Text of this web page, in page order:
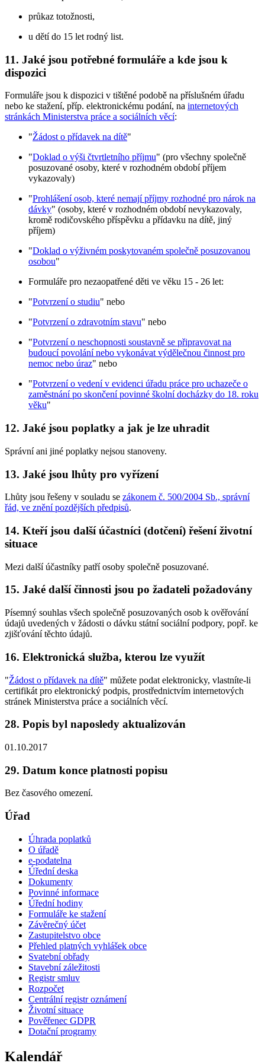
průkaz totožnosti,
u dětí do 15 let rodný list.
11. Jaké jsou potřebné formuláře a kde jsou k
dispozici
Formuláře jsou k dispozici v tištěné podobě na příslušném úřadu
nebo ke stažení, příp. elektronickému podání, na internetových
stránkách Ministerstva práce a sociálních věcí:
"Žádost o přídavek na dítě"
"Doklad o výši čtvrtletního příjmu" (pro všechny společně
posuzované osoby, které v rozhodném období příjem
vykazovaly)
"Prohlášení osob, které nemají příjmy rozhodné pro nárok na
dávky" (osoby, které v rozhodném období nevykazovaly,
kromě rodičovského příspěvku a přídavku na dítě, jiný
příjem)
"Doklad o výživném poskytovaném společně posuzovanou
osobou"
Formuláře pro nezaopatřené děti ve věku 15 - 26 let:
"Potvrzení o studiu" nebo
"Potvrzení o zdravotním stavu" nebo
"Potvrzení o neschopnosti soustavně se připravovat na
budoucí povolání nebo vykonávat výdělečnou činnost pro
nemoc nebo úraz" nebo
"Potvrzení o vedení v evidenci úřadu práce pro uchazeče o
zaměstnání po skončení povinné školní docházky do 18. roku
věku"
12. Jaké jsou poplatky a jak je lze uhradit
Správní ani jiné poplatky nejsou stanoveny.
13. Jaké jsou lhůty pro vyřízení
Lhůty jsou řešeny v souladu se zákonem č. 500/2004 Sb., správní
řád, ve znění pozdějších předpisů.
14. Kteří jsou další účastníci (dotčení) řešení životní
situace
Mezi další účastníky patří osoby společně posuzované.
15. Jaké další činnosti jsou po žadateli požadovány
Písemný souhlas všech společně posuzovaných osob k ověřování
údajů uvedených v žádosti o dávku státní sociální podpory, popř. ke
zjišťování těchto údajů.
16. Elektronická služba, kterou lze využít
"Žádost o přídavek na dítě" můžete podat elektronicky, vlastníte-li
certifikát pro elektronický podpis, prostřednictvím internetových
stránek Ministerstva práce a sociálních věcí.
28. Popis byl naposledy aktualizován
01.10.2017
29. Datum konce platnosti popisu
Bez časového omezení.
Úřad
Úhrada poplatků
O úřadě
e-podatelna
Úřední deska
Dokumenty
Povinné informace
Úřední hodiny
Formuláře ke stažení
Závěrečný účet
Zastupitelstvo obce
Přehled platných vyhlášek obce
Svatební obřady
Stavební záležitosti
Registr smluv
Rozpočet
Centrální registr oznámení
Životní situace
Pověřenec GDPR
Dotační programy
Kalendář